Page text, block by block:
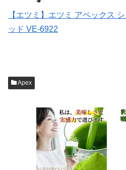
【エツミ】エツミ アペックス
ッド VE-6922
Apex